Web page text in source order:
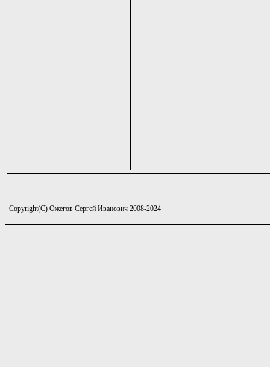
Copyright(C) Ожегов Сергей Иванович 2008-2024